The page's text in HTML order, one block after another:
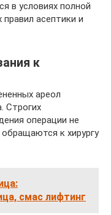
в условиях полной
асептики и
к
ареол
Строгих
операции не
к хирургу
смас лифтинг